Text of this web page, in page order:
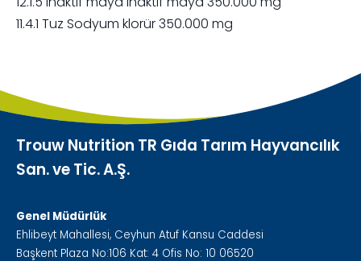
11.4.1 Tuz Sodyum klorür 350.000 mg
Trouw Nutrition TR Gıda Tarım Hayvancılık
San. ve Tic. A.Ş.
Genel Müdürlük
Ehlibeyt Mahallesi, Ceyhun Atuf Kansu Caddesi
Başkent Plaza No:106 Kat: 4 Ofis No: 10 06520